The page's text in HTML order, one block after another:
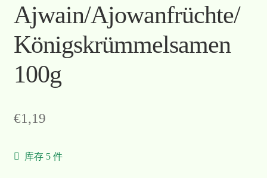
Ajwain/Ajowanfrüchte/
Königskrümmelsamen
100g
€1,19
库存 5 件